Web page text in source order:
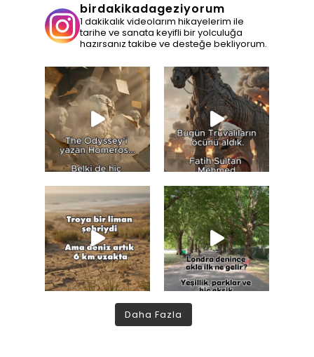
birdakikadageziyorum
1 dakikalık videolarım hikayelerim ile
tarihe ve sanata keyifli bir yolculuğa
hazırsanız takibe ve desteğe bekliyorum.
Daha Fazla